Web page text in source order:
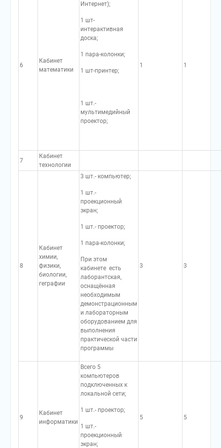
6
Кабинет
математики
Интернет);
1 шт-
интерактивная
доска;
1 пара-колонки;
1 шт-принтер;
1 шт.-
мультимедийный
проектор;
1 1
7
Кабинет
технологии
8
Кабинет
химии,
физики,
биологии,
геграфии
3 шт.- компьютер;
1 шт.-
проекционный
экран;
1 шт.- проектор;
1 пара-колонки;
При этом
кабинете есть
лаборантская,
оснащённая
необходимым
демонстрационным
и лабораторным
оборудованием для
выполнения
практической части
программы
3 3
9
Кабинет
информатики
Всего 5
компьютеров
подключенных к
локальной сети;
1 шт.- проектор;
1 шт.-
проекционный
экран;
5 5